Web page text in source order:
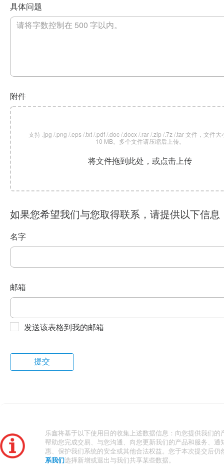
具体问题
附件
支持 .jpg /.png /.eps /.txt /.pdf /.doc /.docx /.rar /.zip /.7z /.tar 文件，文件大
10 MB。多个文件请压缩后上传。
将文件拖到此处，或点击上传
如果您希望我们与您取得联系，请提供以下信息
名字
邮箱
发送该表格到我的邮箱
乐鑫将基于以下使用目的收集上述数据信息：向您提供我们的
帮助您完成交易、与您沟通、向您更新我们的产品和服务、通
惠、保护我们系统的安全或其他合法权益。您于本次提交后仍
系我们 选择新增或退出与我们共享某些数据。